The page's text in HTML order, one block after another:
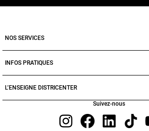
NOS SERVICES
INFOS PRATIQUES
L’ENSEIGNE DISTRICENTER
Suivez-nous